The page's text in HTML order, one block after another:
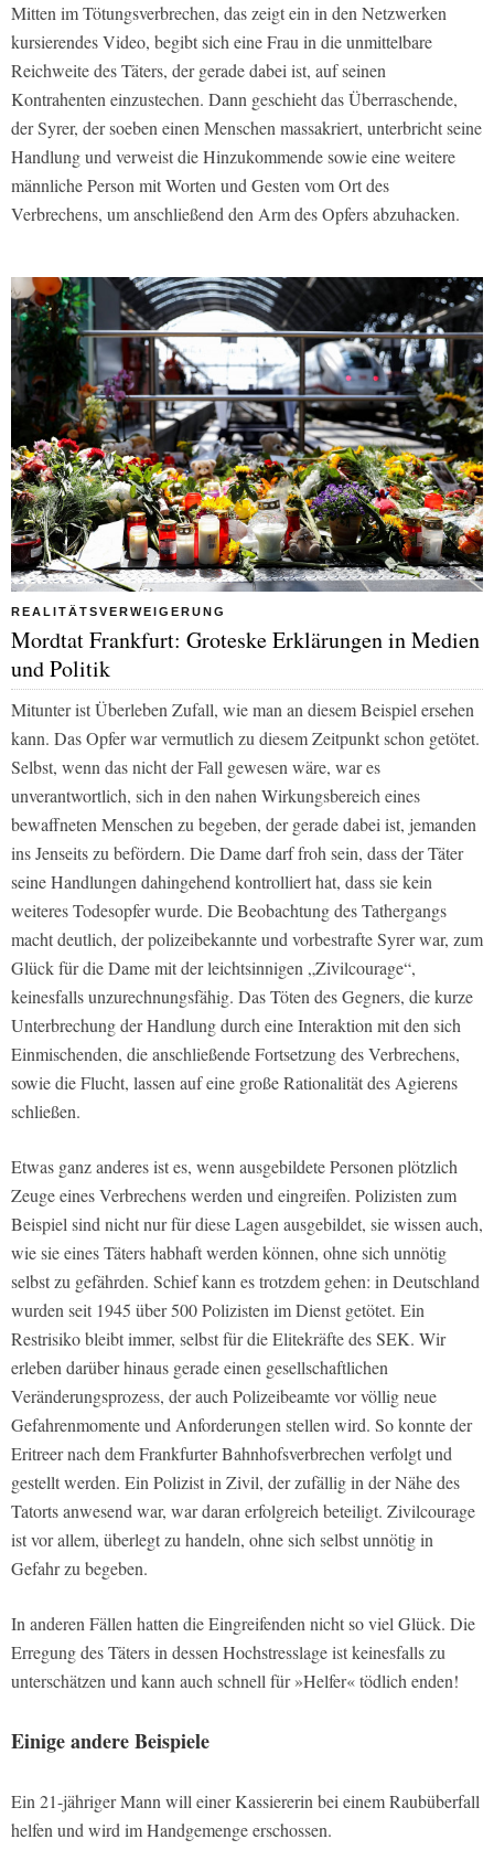
Mitten im Tötungsverbrechen, das zeigt ein in den Netzwerken
kursierendes Video, begibt sich eine Frau in die unmittelbare
Reichweite des Täters, der gerade dabei ist, auf seinen
Kontrahenten einzustechen. Dann geschieht das Überraschende,
der Syrer, der soeben einen Menschen massakriert, unterbricht seine
Handlung und verweist die Hinzukommende sowie eine weitere
männliche Person mit Worten und Gesten vom Ort des
Verbrechens, um anschließend den Arm des Opfers abzuhacken.
REALITÄTSVERWEIGERUNG
Mordtat Frankfurt: Groteske Erklärungen in Medien
und Politik
Mitunter ist Überleben Zufall, wie man an diesem Beispiel ersehen
kann. Das Opfer war vermutlich zu diesem Zeitpunkt schon getötet.
Selbst, wenn das nicht der Fall gewesen wäre, war es
unverantwortlich, sich in den nahen Wirkungsbereich eines
bewaffneten Menschen zu begeben, der gerade dabei ist, jemanden
ins Jenseits zu befördern. Die Dame darf froh sein, dass der Täter
seine Handlungen dahingehend kontrolliert hat, dass sie kein
weiteres Todesopfer wurde. Die Beobachtung des Tathergangs
macht deutlich, der polizeibekannte und vorbestrafte Syrer war, zum
Glück für die Dame mit der leichtsinnigen „Zivilcourage“,
keinesfalls unzurechnungsfähig. Das Töten des Gegners, die kurze
Unterbrechung der Handlung durch eine Interaktion mit den sich
Einmischenden, die anschließende Fortsetzung des Verbrechens,
sowie die Flucht, lassen auf eine große Rationalität des Agierens
schließen.
Etwas ganz anderes ist es, wenn ausgebildete Personen plötzlich
Zeuge eines Verbrechens werden und eingreifen. Polizisten zum
Beispiel sind nicht nur für diese Lagen ausgebildet, sie wissen auch,
wie sie eines Täters habhaft werden können, ohne sich unnötig
selbst zu gefährden. Schief kann es trotzdem gehen: in Deutschland
wurden seit 1945 über 500 Polizisten im Dienst getötet. Ein
Restrisiko bleibt immer, selbst für die Elitekräfte des SEK. Wir
erleben darüber hinaus gerade einen gesellschaftlichen
Veränderungsprozess, der auch Polizeibeamte vor völlig neue
Gefahrenmomente und Anforderungen stellen wird. So konnte der
Eritreer nach dem Frankfurter Bahnhofsverbrechen verfolgt und
gestellt werden. Ein Polizist in Zivil, der zufällig in der Nähe des
Tatorts anwesend war, war daran erfolgreich beteiligt. Zivilcourage
ist vor allem, überlegt zu handeln, ohne sich selbst unnötig in
Gefahr zu begeben.
In anderen Fällen hatten die Eingreifenden nicht so viel Glück. Die
Erregung des Täters in dessen Hochstresslage ist keinesfalls zu
unterschätzen und kann auch schnell für »Helfer« tödlich enden!
Einige andere Beispiele
Ein 21-jähriger Mann will einer Kassiererin bei einem Raubüberfall
helfen und wird im Handgemenge erschossen.